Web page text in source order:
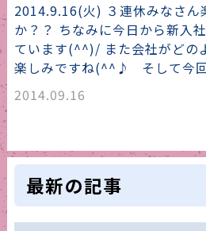
2014.9.16(火) ３連休みなさん
か？？ ちなみに今日から新入
ています(^^)/ また会社がどの
楽しみですね(^^♪ そして今
2014.09.16
最新の記事